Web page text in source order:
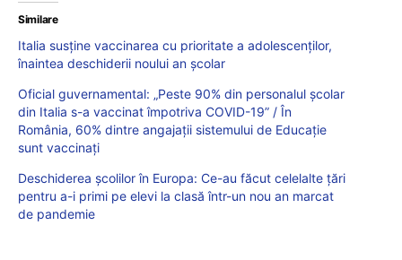
Similare
Italia susține vaccinarea cu prioritate a adolescenților,
înaintea deschiderii noului an școlar
Oficial guvernamental: „Peste 90% din personalul școlar
din Italia s-a vaccinat împotriva COVID-19” / În
România, 60% dintre angajații sistemului de Educație
sunt vaccinați
Deschiderea școlilor în Europa: Ce-au făcut celelalte țări
pentru a-i primi pe elevi la clasă într-un nou an marcat
de pandemie